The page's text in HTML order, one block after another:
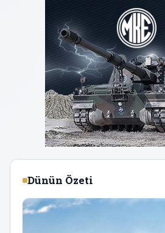
Dünün Özeti